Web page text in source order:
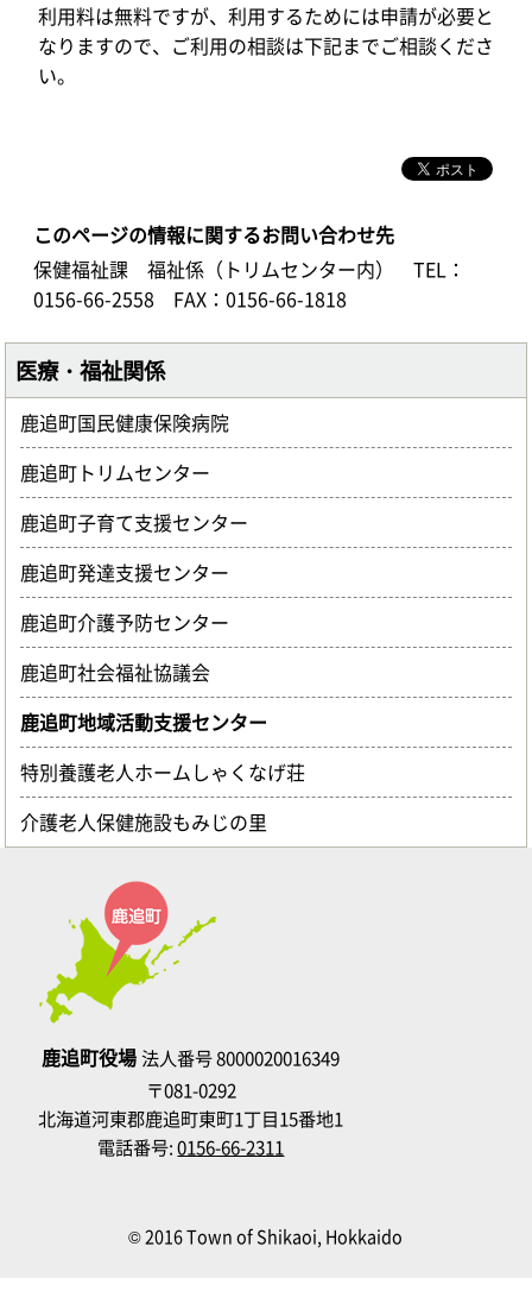
利用料は無料ですが、利用するためには申請が必要と
なりますので、ご利用の相談は下記までご相談くださ
い。
このページの情報に関するお問い合わせ先
保健福祉課 福祉係（トリムセンター内）
TEL：
0156-66-2558
FAX：0156-66-1818
医療・福祉関係
鹿追町国民健康保険病院
鹿追町トリムセンター
鹿追町子育て支援センター
鹿追町発達支援センター
鹿追町介護予防センター
鹿追町社会福祉協議会
鹿追町地域活動支援センター
特別養護老人ホームしゃくなげ荘
介護老人保健施設もみじの里
鹿追町役場法人番号 8000020016349
〒081-0292
北海道河東郡鹿追町東町1丁目15番地1
電話番号:0156-66-2311
© 2016 Town of Shikaoi, Hokkaido